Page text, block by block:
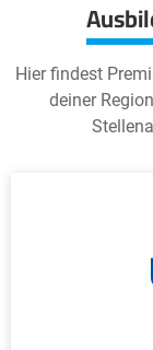
Hier findest
deiner